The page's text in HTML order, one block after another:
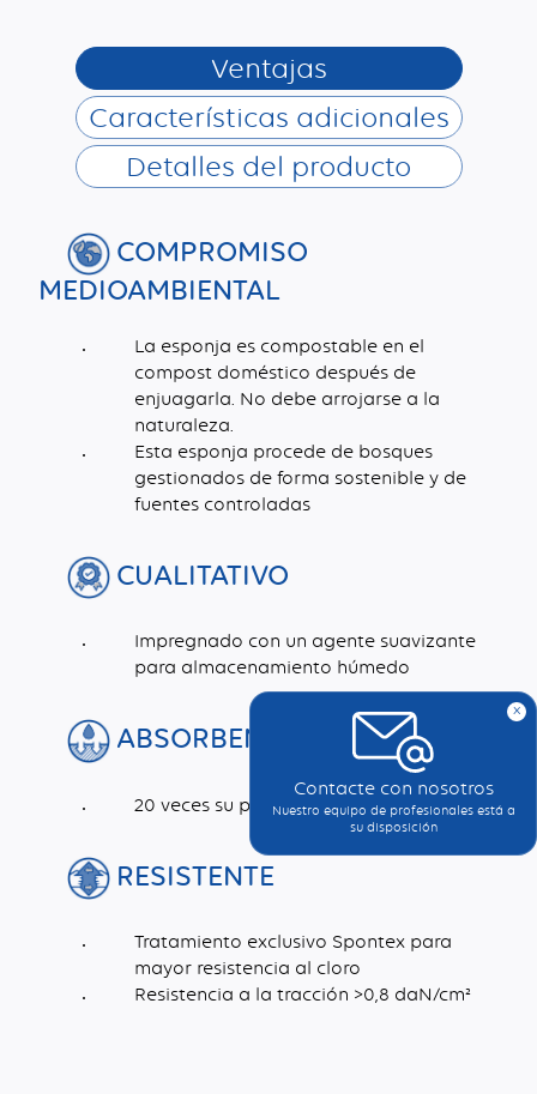
Ventajas
Características adicionales
Detalles del producto
COMPROMISO
MEDIOAMBIENTAL
La esponja es compostable en el
compost doméstico después de
enjuagarla. No debe arrojarse a la
naturaleza.
Esta esponja procede de bosques
gestionados de forma sostenible y de
fuentes controladas
CUALITATIVO
Impregnado con un agente suavizante
para almacenamiento húmedo
ABSORBENTE
20 veces su peso seco
RESISTENTE
Tratamiento exclusivo Spontex para
mayor resistencia al cloro
Resistencia a la tracción >0,8 daN/cm²
x
Contacte con nosotros
Nuestro equipo de profesionales está a
su disposición